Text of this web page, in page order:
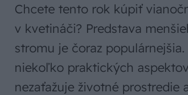
Chcete tento rok kúpiť
v kvetináči? Predstava
stromu je čoraz
niekoľko praktických
nezaťažuje životné prostredie